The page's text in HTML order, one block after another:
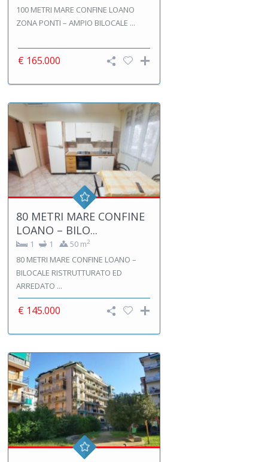
100 METRI MARE CONFINE LOANO
ZONA PONTI – AMPIO BILOCALE ...
€ 165.000
80 METRI MARE CONFINE
LOANO – BILO...
1 1 50 m2
80 METRI MARE CONFINE LOANO –
BILOCALE RISTRUTTURATO ED
ARREDATO ...
€ 145.000